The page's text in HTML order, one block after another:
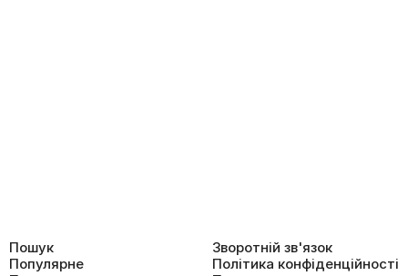
Пошук
Популярне
Зворотній зв'язок
Політика конфіденційності